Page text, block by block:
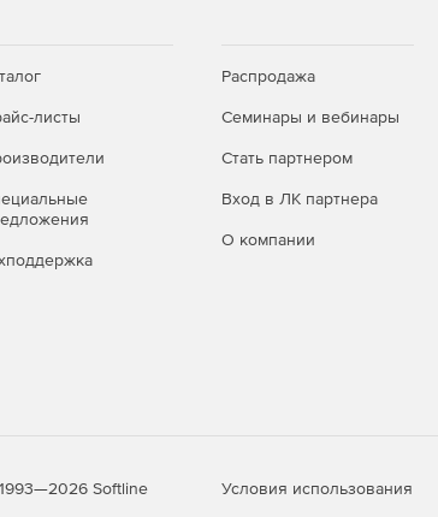
смете или разделу.
листы
Распродажа
Семинары и вебинары
Стать партнером
Вход в ЛК партнера
О компании
Softline Условия использования